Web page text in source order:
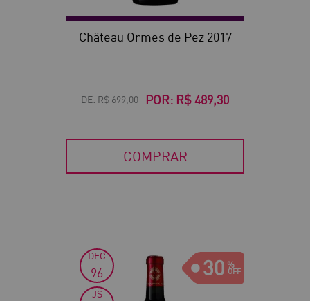
Château Ormes de Pez 2017
DE:R$ 699,00 POR: R$ 489,30
COMPRAR
30
DEC
96
JS